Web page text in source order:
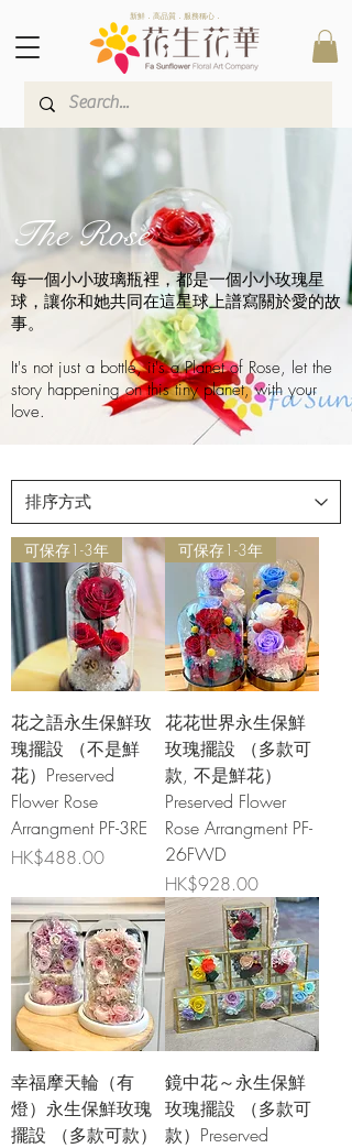
新鮮．高品質．服務稱心．
The Rose
每一個小小玻璃瓶裡，都是一個小小玫瑰星
球，讓你和她共同在這星球上譜寫關於愛的故
事。
It's not just a bottle, it's a Planet of Rose, let the
story happening on this tiny planet, with your
love.
可保存1-3年
花之語永生保鮮玫
瑰擺設 （不是鮮
花）Preserved
Flower Rose
Arrangment PF-3RE
價格
HK$488.00
可保存1-3年
花花世界永生保鮮
玫瑰擺設 （多款可
款, 不是鮮花）
Preserved Flower
Rose Arrangment PF-
26FWD
價格
HK$928.00
幸福摩天輪（有
燈）永生保鮮玫瑰
擺設 （多款可款）
鏡中花～永生保鮮
玫瑰擺設 （多款可
款）Preserved